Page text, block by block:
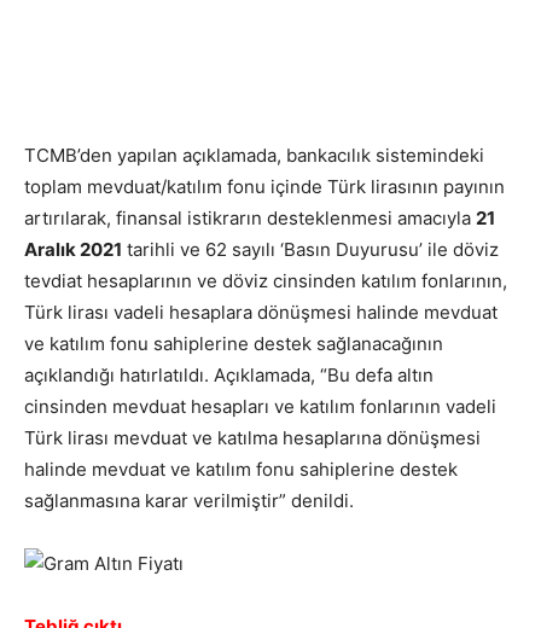
TCMB’den yapılan açıklamada, bankacılık sistemindeki
toplam mevduat/katılım fonu içinde Türk lirasının payının
artırılarak, finansal istikrarın desteklenmesi amacıyla 21
Aralık 2021 tarihli ve 62 sayılı ‘Basın Duyurusu’ ile döviz
tevdiat hesaplarının ve döviz cinsinden katılım fonlarının,
Türk lirası vadeli hesaplara dönüşmesi halinde mevduat
ve katılım fonu sahiplerine destek sağlanacağının
açıklandığı hatırlatıldı. Açıklamada, “Bu defa altın
cinsinden mevduat hesapları ve katılım fonlarının vadeli
Türk lirası mevduat ve katılma hesaplarına dönüşmesi
halinde mevduat ve katılım fonu sahiplerine destek
sağlanmasına karar verilmiştir” denildi.